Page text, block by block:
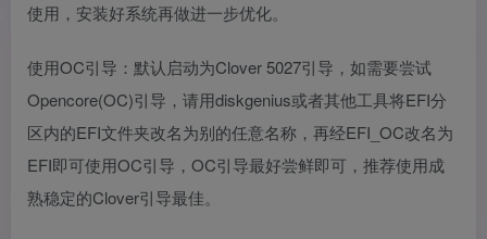
使用，安装好系统再做进一步优化。
使用OC引导：默认启动为Clover 5027引导，如需要尝试
Opencore(OC)引导，请用diskgenius或者其他工具将EFI分
区内的EFI文件夹改名为别的任意名称，再经EFI_OC改名为
EFI即可使用OC引导，OC引导最好尝鲜即可，推荐使用成
熟稳定的Clover引导最佳。